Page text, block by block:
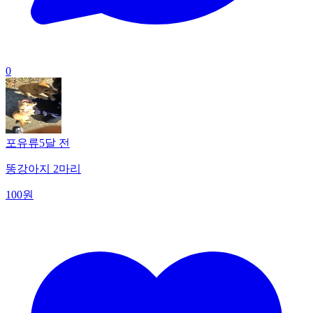
0
포유류5달 전
똥강아지 2마리
100원